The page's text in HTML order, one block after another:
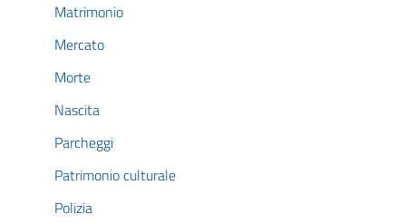
Matrimonio
Mercato
Morte
Nascita
Parcheggi
Patrimonio culturale
Polizia